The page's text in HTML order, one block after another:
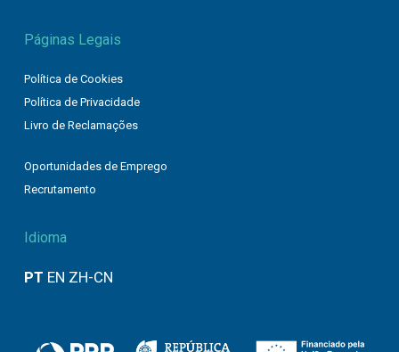
Páginas Legais
Política de Cookies
Política de Privacidade
Livro de Reclamações
Oportunidades de Emprego
Recrutamento
Idioma
PT EN ZH-CN